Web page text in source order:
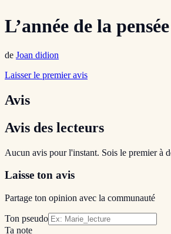
L’année de la
de Joan didion
Laisser le premier avis
Avis
Avis des lecteurs
Aucun avis pour l'instant. Sois le premier à
Laisse ton avis
Partage ton opinion avec la communauté
Ton pseudo
Ta note